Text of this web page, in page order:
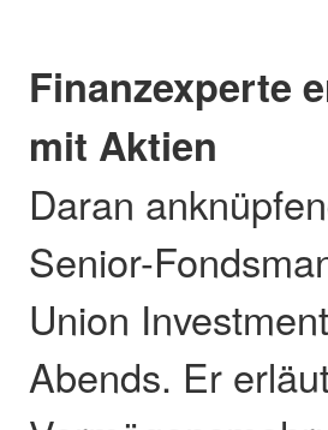
Finanzexperte
mit Aktien
Daran
Senior-
Union
Abends. Er